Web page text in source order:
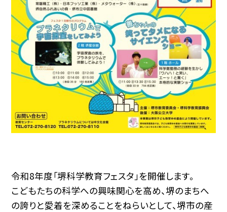
令和8年度「堺科学教育フェスタ」を開催します。
こどもたちの科学への興味関心を高め、堺のまちへ
の誇りと愛着を深めることをねらいとして、堺市の産